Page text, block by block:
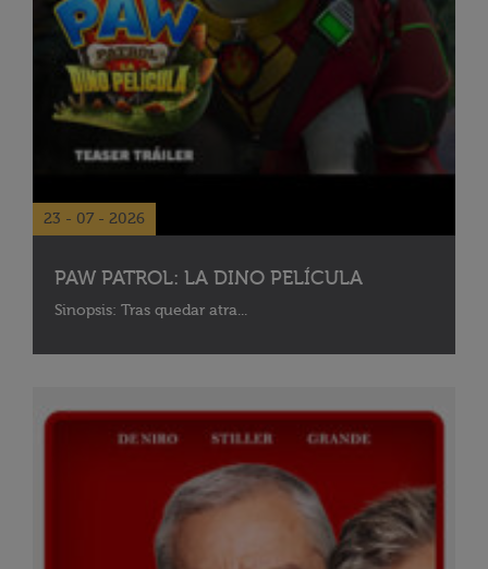
23 - 07 - 2026
PAW PATROL: LA DINO PELÍCULA
Sinopsis: Tras quedar atra...